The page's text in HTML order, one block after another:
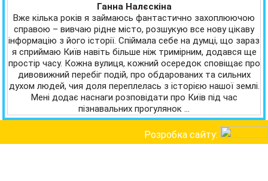
Ганна Налєскіна
Вже кілька років я займаюсь фантастично захоплюючою
справою – вивчаю рідне місто, розшукую все нову цікаву
інформацію з його історії. Спіймала себе на думці, що зараз
я сприймаю Київ навіть більше ніж тримірним, додався ще
простір часу. Кожна вулиця, кожний осередок сповіщає про
дивовижний перебіг подій, про обдарованих та сильних
духом людей, чия доля переплелась з історією нашої землі.
Мені додає наснаги розповідати про Київ під час
пізнавальних прогулянок …
Розробка сайту: